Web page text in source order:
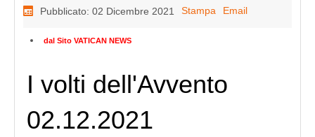
Pubblicato: 02 Dicembre 2021 Stampa Email
dal Sito VATICAN NEWS
I volti dell'Avvento
02.12.2021